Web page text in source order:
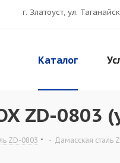
г. Златоуст, ул.
Каталог
ZD-0803
ZD-0803 - Дамасская сталь